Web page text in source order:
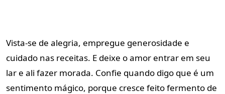
Vista-se de alegria, empregue generosidade e
cuidado nas receitas. E deixe o amor entrar em seu
lar e ali fazer morada. Confie quando digo que é um
sentimento mágico, porque cresce feito fermento de